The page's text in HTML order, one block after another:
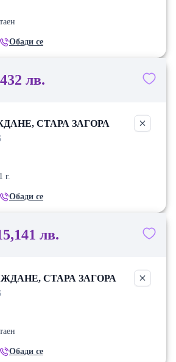
Обади се
лв.
СТАРА ЗАГОРА
г.
Обади се
лв.
СТАРА ЗАГОРА
Обади се